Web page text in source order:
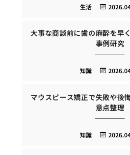
生活
大事な商談前に歯の麻酔を早
事例研究
知識
マウスピース矯正で失敗や後
意点整理
知識